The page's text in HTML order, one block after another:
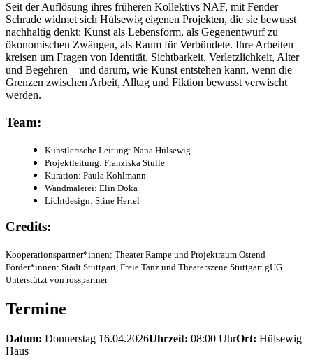
Seit der Auflösung ihres früheren Kollektivs NAF, mit Fender
Schrade widmet sich Hülsewig eigenen Projekten, die sie bewusst
nachhaltig denkt: Kunst als Lebensform, als Gegenentwurf zu
ökonomischen Zwängen, als Raum für Verbündete. Ihre Arbeiten
kreisen um Fragen von Identität, Sichtbarkeit, Verletzlichkeit, Alter
und Begehren – und darum, wie Kunst entstehen kann, wenn die
Grenzen zwischen Arbeit, Alltag und Fiktion bewusst verwischt
werden.
Team:
Künstlerische Leitung: Nana Hülsewig
Projektleitung: Franziska Stulle
Kuration: Paula Kohlmann
Wandmalerei: Elin Doka
Lichtdesign: Stine Hertel
Credits:
Kooperationspartner*innen: Theater Rampe und Projektraum Ostend
Förder*innen: Stadt Stuttgart, Freie Tanz und Theaterszene Stuttgart gUG.
Unterstützt von rosspartner
Termine
Datum: Donnerstag 16.04.2026Uhrzeit: 08:00 UhrOrt: Hülsewig
Haus